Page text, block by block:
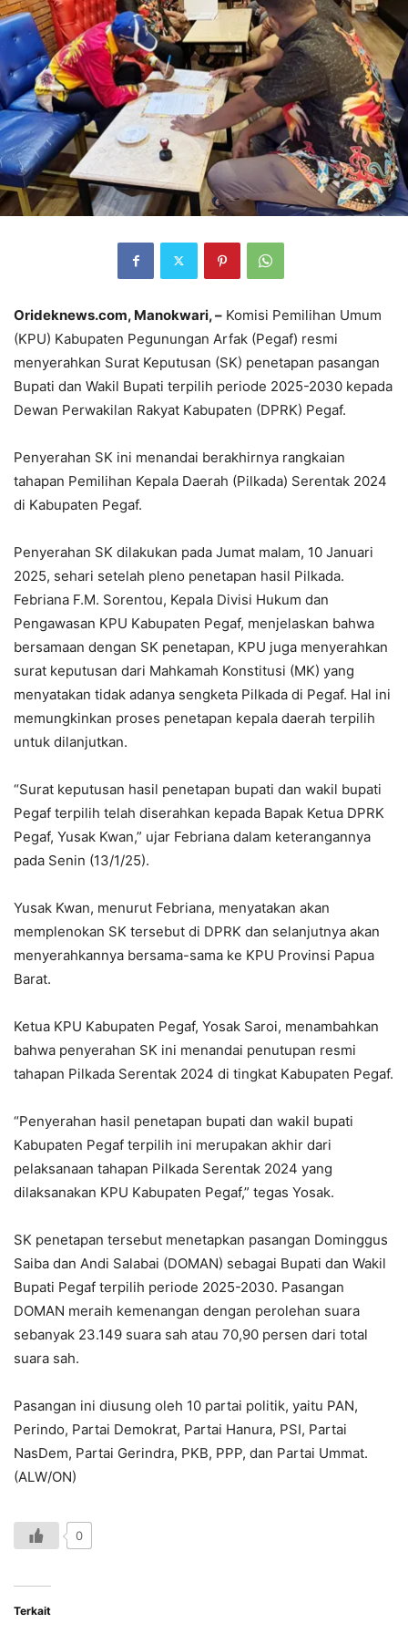
Orideknews.com, Manokwari, – Komisi Pemilihan Umum
(KPU) Kabupaten Pegunungan Arfak (Pegaf) resmi
menyerahkan Surat Keputusan (SK) penetapan pasangan
Bupati dan Wakil Bupati terpilih periode 2025-2030 kepada
Dewan Perwakilan Rakyat Kabupaten (DPRK) Pegaf.
Penyerahan SK ini menandai berakhirnya rangkaian
tahapan Pemilihan Kepala Daerah (Pilkada) Serentak 2024
di Kabupaten Pegaf.
Penyerahan SK dilakukan pada Jumat malam, 10 Januari
2025, sehari setelah pleno penetapan hasil Pilkada.
Febriana F.M. Sorentou, Kepala Divisi Hukum dan
Pengawasan KPU Kabupaten Pegaf, menjelaskan bahwa
bersamaan dengan SK penetapan, KPU juga menyerahkan
surat keputusan dari Mahkamah Konstitusi (MK) yang
menyatakan tidak adanya sengketa Pilkada di Pegaf. Hal ini
memungkinkan proses penetapan kepala daerah terpilih
untuk dilanjutkan.
“Surat keputusan hasil penetapan bupati dan wakil bupati
Pegaf terpilih telah diserahkan kepada Bapak Ketua DPRK
Pegaf, Yusak Kwan,” ujar Febriana dalam keterangannya
pada Senin (13/1/25).
Yusak Kwan, menurut Febriana, menyatakan akan
memplenokan SK tersebut di DPRK dan selanjutnya akan
menyerahkannya bersama-sama ke KPU Provinsi Papua
Barat.
Ketua KPU Kabupaten Pegaf, Yosak Saroi, menambahkan
bahwa penyerahan SK ini menandai penutupan resmi
tahapan Pilkada Serentak 2024 di tingkat Kabupaten Pegaf.
“Penyerahan hasil penetapan bupati dan wakil bupati
Kabupaten Pegaf terpilih ini merupakan akhir dari
pelaksanaan tahapan Pilkada Serentak 2024 yang
dilaksanakan KPU Kabupaten Pegaf,” tegas Yosak.
SK penetapan tersebut menetapkan pasangan Dominggus
Saiba dan Andi Salabai (DOMAN) sebagai Bupati dan Wakil
Bupati Pegaf terpilih periode 2025-2030. Pasangan
DOMAN meraih kemenangan dengan perolehan suara
sebanyak 23.149 suara sah atau 70,90 persen dari total
suara sah.
Pasangan ini diusung oleh 10 partai politik, yaitu PAN,
Perindo, Partai Demokrat, Partai Hanura, PSI, Partai
NasDem, Partai Gerindra, PKB, PPP, dan Partai Ummat.
(ALW/ON)
0
Terkait